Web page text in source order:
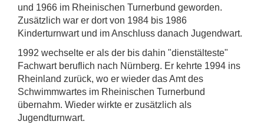
und 1966 im Rheinischen Turnerbund geworden.
Zusätzlich war er dort von 1984 bis 1986
Kinderturnwart und im Anschluss danach Jugendwart.
1992 wechselte er als der bis dahin "dienstälteste"
Fachwart beruflich nach Nürnberg. Er kehrte 1994 ins
Rheinland zurück, wo er wieder das Amt des
Schwimmwartes im Rheinischen Turnerbund
übernahm. Wieder wirkte er zusätzlich als
Jugendturnwart.